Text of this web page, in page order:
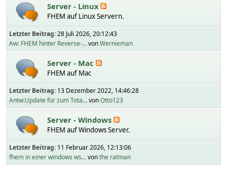
Server - Linux
FHEM auf Linux Servern.
Letzter Beitrag:28 Juli 2026, 20:12:43
Aw: FHEM hinter Reverse-...vonWernieman
Server - Mac
FHEM auf Mac
Letzter Beitrag: 13 Dezember 2022, 14:46:28
Antw:Update für zum Tota...vonOtto123
Server - Windows
FHEM auf Windows Server.
Letzter Beitrag: 11 Februar 2026, 12:13:06
fhem in einer windows ws...vonthe ratman